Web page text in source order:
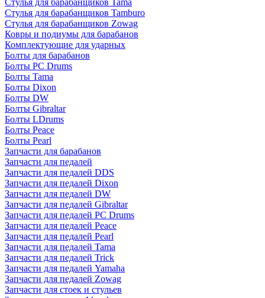
Стулья для барабанщиков Tama
Стулья для барабанщиков Tamburo
Стулья для барабанщиков Zowag
Ковры и подиумы для барабанов
Комплектующие для ударных
Болты для барабанов
Болты PC Drums
Болты Tama
Болты Dixon
Болты DW
Болты Gibraltar
Болты LDrums
Болты Peace
Болты Pearl
Запчасти для барабанов
Запчасти для педалей
Запчасти для педалей DDS
Запчасти для педалей Dixon
Запчасти для педалей DW
Запчасти для педалей Gibraltar
Запчасти для педалей PC Drums
Запчасти для педалей Peace
Запчасти для педалей Pearl
Запчасти для педалей Tama
Запчасти для педалей Trick
Запчасти для педалей Yamaha
Запчасти для педалей Zowag
Запчасти для стоек и стульев